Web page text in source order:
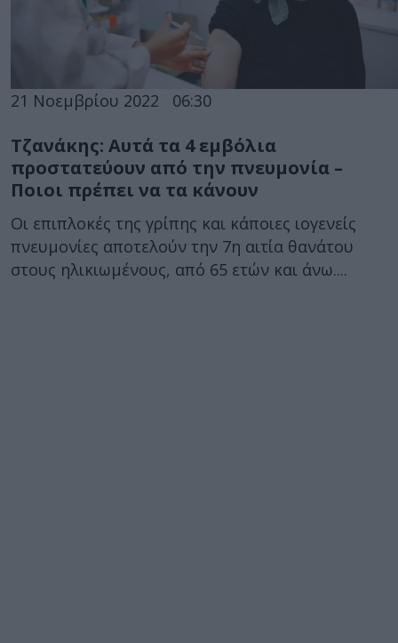
21 Νοεμβρίου 2022 06:30
Τζανάκης: Αυτά τα 4 εμβόλια
προστατεύουν από την πνευμονία –
Ποιοι πρέπει να τα κάνουν
Οι επιπλοκές της γρίπης και κάποιες ιογενείς
πνευμονίες αποτελούν την 7η αιτία θανάτου
στους ηλικιωμένους, από 65 ετών και άνω....